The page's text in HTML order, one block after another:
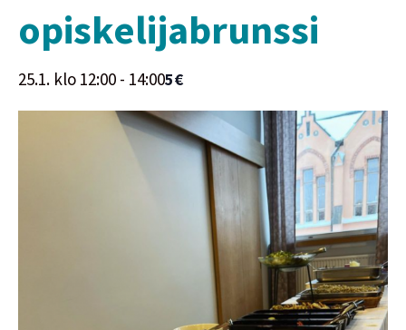
opiskelijabrunssi
25.1. klo 12:00 - 14:005€